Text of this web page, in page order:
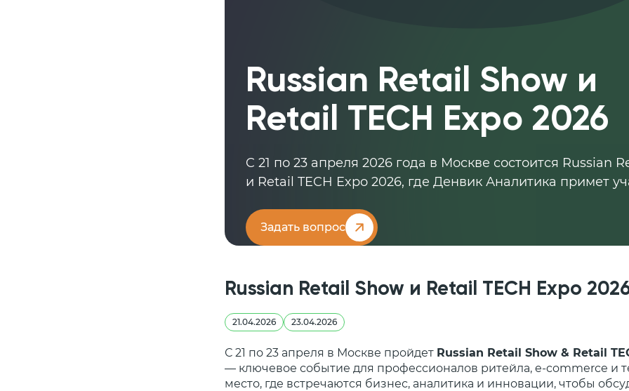
Russian Retail Show и
Retail TECH Expo 2026
C 21 по 23 апреля 2026 года в Москве состоится Russian
и Retail TECH Expo 2026, где Денвик Аналитика примет
Задать вопрос
Russian Retail Show и Retail TECH Expo
21.04.2026 23.04.2026
С 21 по 23 апреля в Москве пройдет Russian Retail Show & Retail
— ключевое событие для профессионалов ритейла, e-commerce и
место, где встречаются бизнес, аналитика и инновации, чтобы